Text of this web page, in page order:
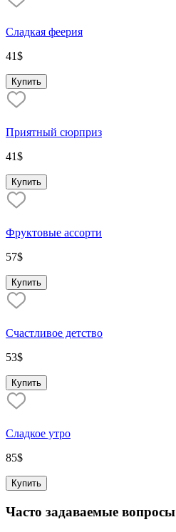
Сладкая феерия
41$
Купить
Приятный сюрприз
41$
Купить
Фруктовые ассорти
57$
Купить
Счастливое детство
53$
Купить
Сладкое утро
85$
Купить
Часто задаваемые вопросы